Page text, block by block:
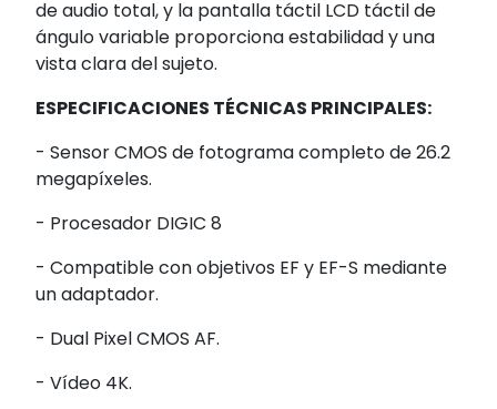
de audio total, y la pantalla táctil LCD táctil de
ángulo variable proporciona estabilidad y una
vista clara del sujeto.
ESPECIFICACIONES TÉCNICAS PRINCIPALES:
- Sensor CMOS de fotograma completo de 26.2
megapíxeles.
- Procesador DIGIC 8
- Compatible con objetivos EF y EF-S mediante
un adaptador.
- Dual Pixel CMOS AF.
- Vídeo 4K.